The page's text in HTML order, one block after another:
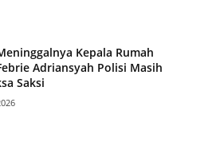
Kepala Rumah
Adriansyah Polisi Masih
Saksi